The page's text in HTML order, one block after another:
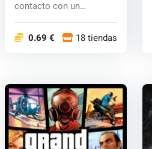
contacto con un
0.69 € 18 tiendas